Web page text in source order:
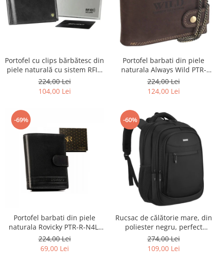
Portofel cu clips bărbătesc din
piele naturală cu sistem RFID
- Rovicky PTR-N1908-RVT-9799
BLACK
224,00 Lei
104,00 Lei
Portofel barbati din piele
naturala Always Wild PTR-
2900-BIC
224,00 Lei
124,00 Lei
-69%
Portofel barbati din piele
naturala Rovicky PTR-R-N4L-
GAT-8922 B+B
224,00 Lei
69,00 Lei
-60%
Rucsac de călătorie mare, din
poliester negru, perfect
pentru bagajul de mână -
Rovicky PTR-R-BHX-05-1020
274,00 Lei
109,00 Lei